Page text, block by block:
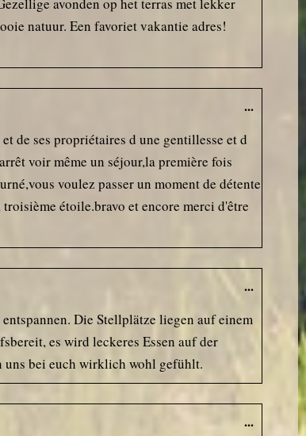
natuur. Een favoriet vakantie adres!
de ses propriétaires d une gentillesse et d
voir même un séjour,la première fois
voulez passer un moment de détente
étoile.bravo et encore merci d'être
...
Die Stellplätze liegen auf einem
es wird leckeres Essen auf der
uns bei euch wirklich wohl gefühlt.
...
...